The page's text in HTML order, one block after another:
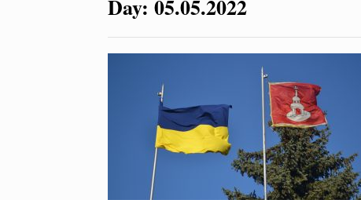
Day: 05.05.2022